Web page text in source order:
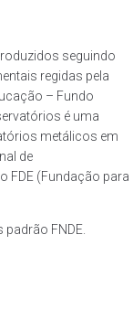
seguindo
regidas pela
– Fundo
é uma
metálicos em
de
FDE (Fundação para
FNDE.